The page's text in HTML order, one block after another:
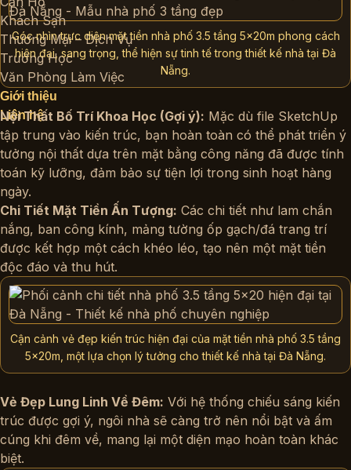
Khách Sạn
Thương Mại – Dịch Vụ
Trường Học
Văn Phòng Làm Việc
Giới thiệu
Liên hệ
Góc nhìn trực diện mặt tiền nhà phố 3.5 tầng 5x20m phong cách
hiện đại, sang trọng, thể hiện sự tinh tế trong thiết kế nhà tại Đà
Nẵng.
Nội Thất Bố Trí Khoa Học (Gợi ý): Mặc dù file SketchUp
tập trung vào kiến trúc, bạn hoàn toàn có thể phát triển ý
tưởng nội thất dựa trên mặt bằng công năng đã được tính
toán kỹ lưỡng, đảm bảo sự tiện lợi trong sinh hoạt hàng
ngày.
Chi Tiết Mặt Tiền Ấn Tượng: Các chi tiết như lam chắn
nắng, ban công kính, mảng tường ốp gạch/đá trang trí
được kết hợp một cách khéo léo, tạo nên một mặt tiền
độc đáo và thu hút.
Cận cảnh vẻ đẹp kiến trúc hiện đại của mặt tiền nhà phố 3.5 tầng
5x20m, một lựa chọn lý tưởng cho thiết kế nhà tại Đà Nẵng.
Vẻ Đẹp Lung Linh Về Đêm: Với hệ thống chiếu sáng kiến
trúc được gợi ý, ngôi nhà sẽ càng trở nên nổi bật và ấm
cúng khi đêm về, mang lại một diện mạo hoàn toàn khác
biệt.